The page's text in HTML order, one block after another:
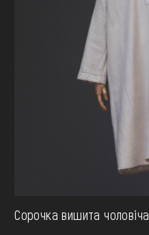
Сорочка вишита чоловіча